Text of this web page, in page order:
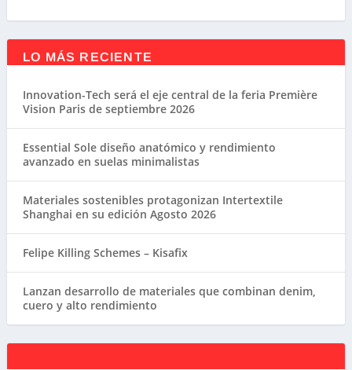
LO MÁS RECIENTE
Innovation-Tech será el eje central de la feria Première
Vision Paris de septiembre 2026
Essential Sole diseño anatómico y rendimiento
avanzado en suelas minimalistas
Materiales sostenibles protagonizan Intertextile
Shanghai en su edición Agosto 2026
Felipe Killing Schemes – Kisafix
Lanzan desarrollo de materiales que combinan denim,
cuero y alto rendimiento